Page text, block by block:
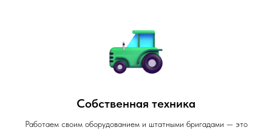
Собственная техника
Работаем своим оборудованием и штатными бригадами — это